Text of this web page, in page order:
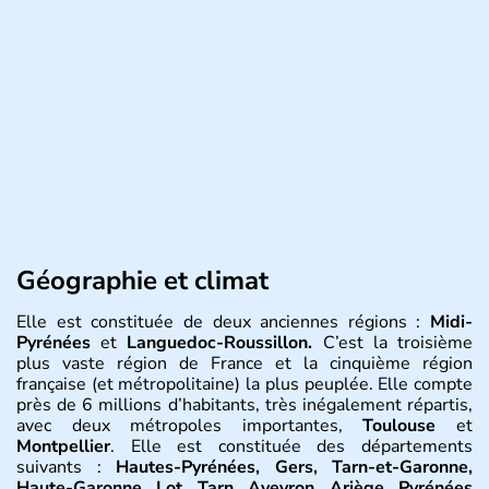
Géographie et climat
Elle est constituée de deux anciennes régions : Midi-
Pyrénées et Languedoc-Roussillon. C’est la troisième
plus vaste région de France et la cinquième région
française (et métropolitaine) la plus peuplée. Elle compte
près de 6 millions d’habitants, très inégalement répartis,
avec deux métropoles importantes,Toulouse et
Montpellier. Elle est constituée des départements
suivants : Hautes-Pyrénées, Gers, Tarn-et-Garonne,